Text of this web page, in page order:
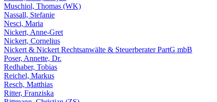
Muschiol, Thomas (WK)
Nassall, Stefanie
Nesci, Maria
Nickert, Anne-Gret
Nickert, Cornelius
Nickert & Nickert Rechtsanwälte & Steuerberater PartG mbB
Poser, Annette, Dr.
Redhaber, Tobias
Reichel, Markus
Resch, Matthias
Ritter, Franziska